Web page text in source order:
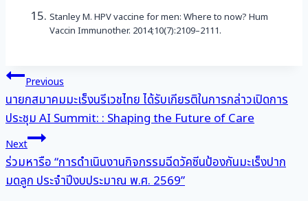
Stanley M. HPV vaccine for men: Where to now? Hum
Vaccin Immunother. 2014;10(7):2109–2111.
แนะแนว
เรื่อง
Previous
นายกสมาคมมะเร็งนรีเวชไทย ได้รับเกียรติในการกล่าวเปิดการ
ประชุม AI Summit: : Shaping the Future of Care
Next
ร่วมหารือ “การดำเนินงานกิจกรรมฉีดวัคซีนป้องกันมะเร็งปาก
มดลูก ประจำปีงบประมาณ พ.ศ. 2569”